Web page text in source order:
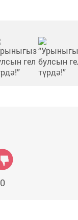
0